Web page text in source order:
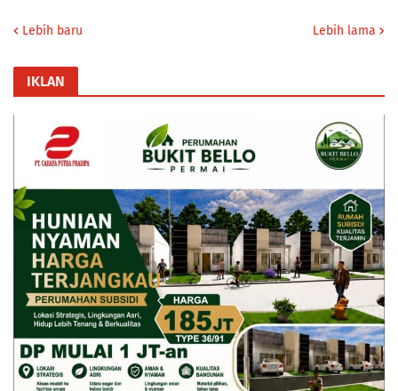
Lebih baru Lebih lama
IKLAN